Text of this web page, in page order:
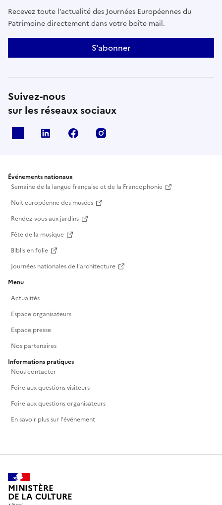
Recevez toute l’actualité des Journées Européennes du
Patrimoine directement dans votre boîte mail.
S'abonner
Suivez-nous
sur les réseaux sociaux
Linkedin Facebook
Événements nationaux
Semaine de la langue française et de la Francophonie
Nuit européenne des musées
Rendez-vous aux jardins
Fête de la musique
Biblis en folie
Journées nationales de l'architecture
Menu
Actualités
Espace organisateurs
Espace presse
Nos partenaires
Informations pratiques
Nous contacter
Foire aux questions visiteurs
Foire aux questions organisateurs
En savoir plus sur l'événement
MINISTÈRE
DE LA CULTURE